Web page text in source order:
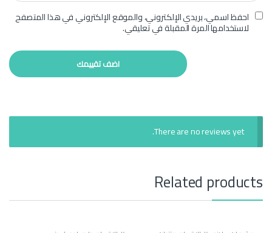
احفظ اسمي، بريدي الإلكتروني، والموقع الإلكتروني في هذا المتصفح
لاستخدامها المرة المقبلة في تعليقي.
There are no reviews yet.
Related products